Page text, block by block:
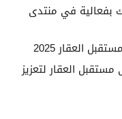
بفعالية في منتدى
العقار 2025
العقار لتعزيز